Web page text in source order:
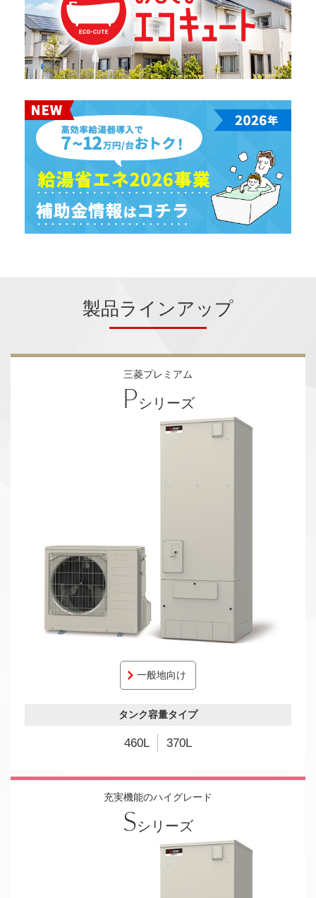
製品ラインアップ
三菱プレミアム
Pシリーズ
一般地向け
タンク容量タイプ
460L 370L
充実機能のハイグレード
Sシリーズ